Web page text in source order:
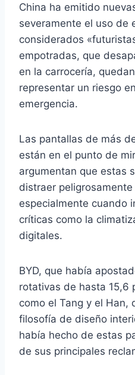
China ha emitido
severamente el uso de
considerados
empotradas, que
en la carrocería,
representar un riesgo
emergencia.
Las pantallas de más
están en el punto de
argumentan que estas
distraer
especialmente cuando
críticas como la
digitales.
BYD, que había
rotativas de hasta 15,6
como el Tang y el Han,
filosofía de diseño
había hecho de estas
de sus principales